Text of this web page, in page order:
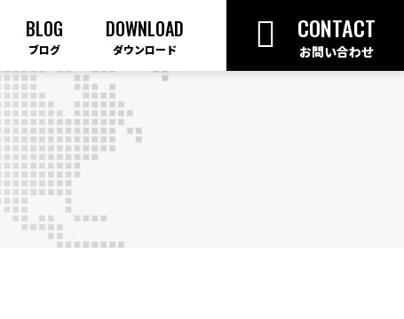
BLOG
ブログ
DOWNLOAD
ダウンロード
CONTACT
お問い合わせ